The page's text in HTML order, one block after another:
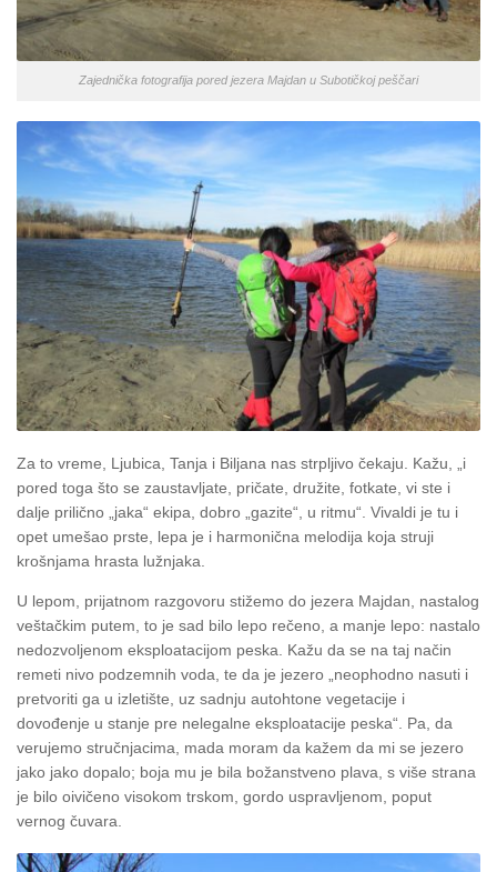
Zajednička fotografija pored jezera Majdan u Subotičkoj peščari
Za to vreme, Ljubica, Tanja i Biljana nas strpljivo čekaju. Kažu, „i
pored toga što se zaustavljate, pričate, družite, fotkate, vi ste i
dalje prilično „jaka“ ekipa, dobro „gazite“, u ritmu“. Vivaldi je tu i
opet umešao prste, lepa je i harmonična melodija koja struji
krošnjama hrasta lužnjaka.
U lepom, prijatnom razgovoru stižemo do jezera Majdan, nastalog
veštačkim putem, to je sad bilo lepo rečeno, a manje lepo: nastalo
nedozvoljenom eksploatacijom peska. Kažu da se na taj način
remeti nivo podzemnih voda, te da je jezero „neophodno nasuti i
pretvoriti ga u izletište, uz sadnju autohtone vegetacije i
dovođenje u stanje pre nelegalne eksploatacije peska“. Pa, da
verujemo stručnjacima, mada moram da kažem da mi se jezero
jako jako dopalo; boja mu je bila božanstveno plava, s više strana
je bilo oivičeno visokom trskom, gordo uspravljenom, poput
vernog čuvara.